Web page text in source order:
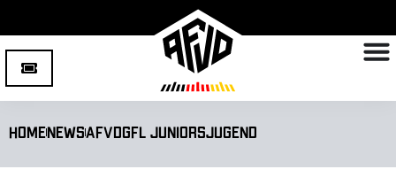
HomeNewsAFVDGFL JuniorsJugend